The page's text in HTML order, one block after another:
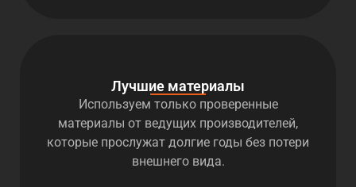
Лучшие материалы
Используем только проверенные
материалы от ведущих производителей,
которые прослужат долгие годы без потери
внешнего вида.